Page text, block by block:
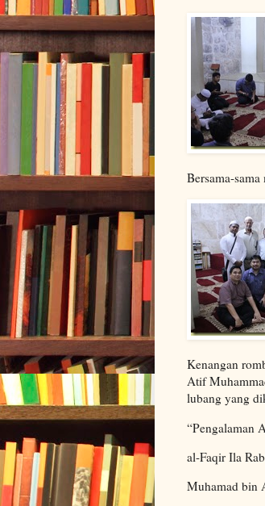
Bersama-
Kenangan
Atif
lubang yang
“Pengalaman
al-Faqir Ila
Muhamad bin